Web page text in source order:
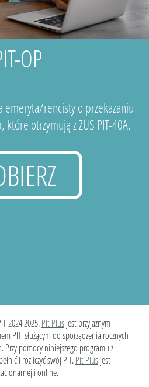
OP
emeryta/rencisty o przekazaniu
otrzymują z ZUS PIT-40A.
2024 2025.Pit Plusjest przyjaznym i
PIT, służącym do sporządzenia rocznych
Przy pomocy niniejszego programu z
i rozliczyć swój PIT.Pit Plusjest
i online.